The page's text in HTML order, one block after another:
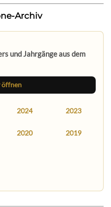
Archiv
und Jahrgänge aus dem
2024 2023
2020 2019